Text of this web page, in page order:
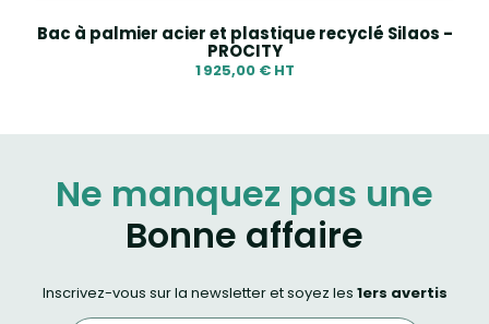
Bac à palmier acier et plastique recyclé Silaos -
PROCITY
1 925,00 € HT
Ne manquez pas une
Bonne affaire
Inscrivez-vous sur la newsletter et soyez les 1ers avertis